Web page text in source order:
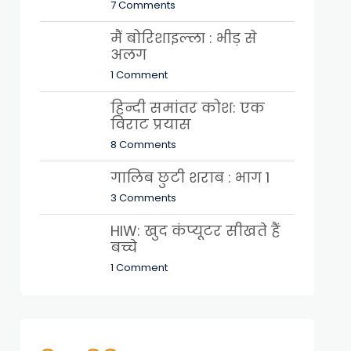
7 Comments
मैं बोरिशाइल्ला : भीड़ से
अलग
1 Comment
हिन्दी समांतर कोश: एक
विराट प्रयास
8 Comments
गालिब छुटी शराब : भाग 1
3 Comments
HIW: खुद कंप्यूटर सीखते हैं
बच्चे
1 Comment